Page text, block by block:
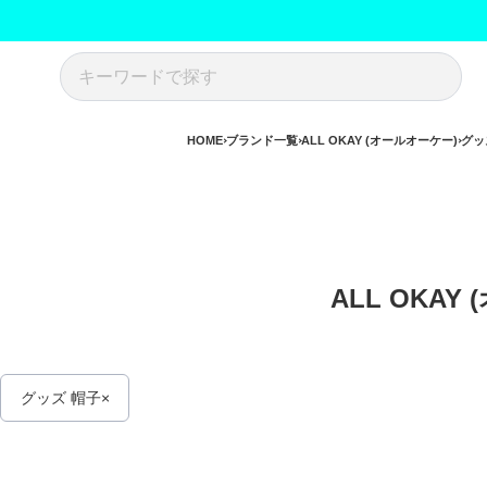
HOME ブランド一覧 ALL OKAY (オールオーケー) グッ
ALL OKAY
グッズ 帽子